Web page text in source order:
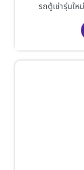
รถตู้เช่ารุ่นใ